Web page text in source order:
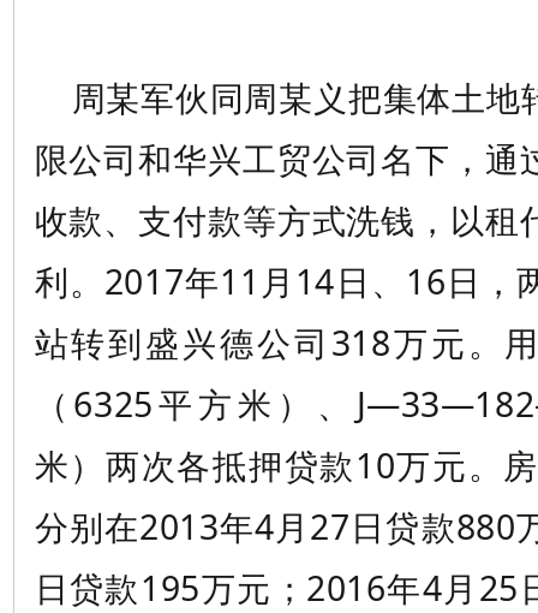
周某军伙同周某义把集体土地
限公司和华兴工贸公司名下，通
收款、支付款等方式洗钱，以租
利。2017年11月14日、16日，
站转到盛兴德公司318万元。
（6325平方米）、
米）两次各抵押贷款10万元。
分别在2013年4月27日贷款880
日贷款195万元；2016年4月25